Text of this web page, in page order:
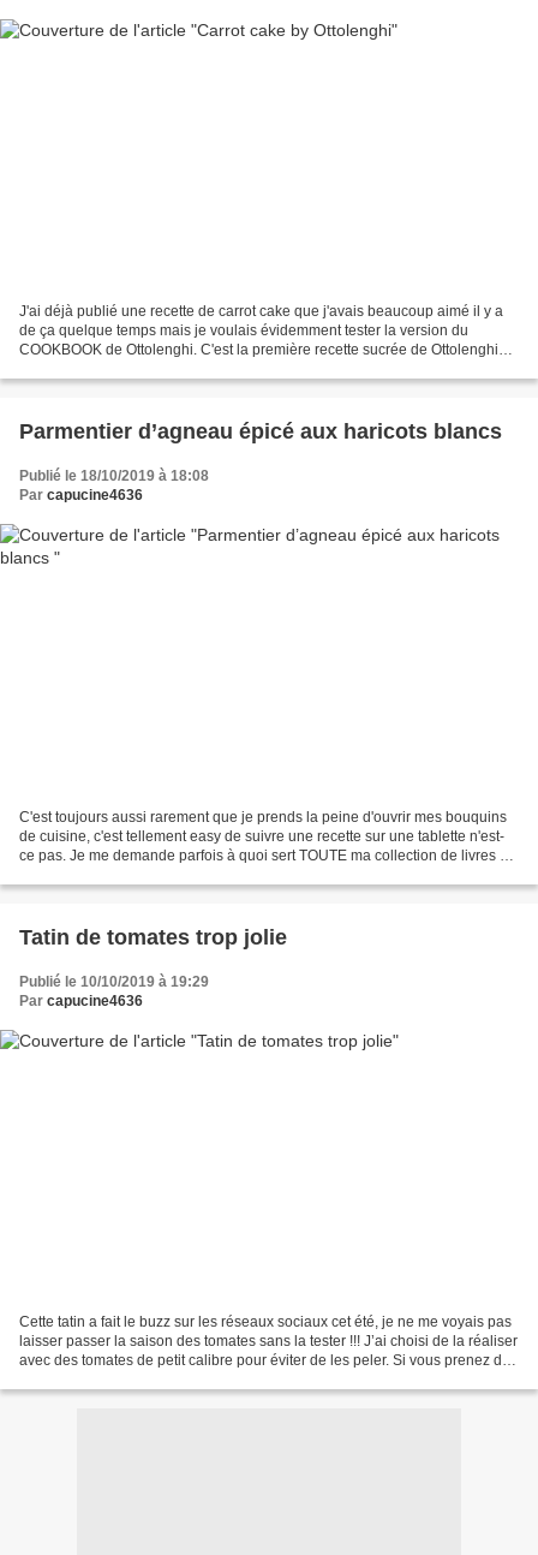
J'ai déjà publié une recette de carrot cake que j'avais beaucoup aimé il y a
de ça quelque temps mais je voulais évidemment tester la version du
COOKBOOK de Ottolenghi. C'est la première recette sucrée de Ottolenghi
Parmentier d’agneau épicé aux haricots blancs
Publié le 18/10/2019 à 18:08
Par capucine4636
C'est toujours aussi rarement que je prends la peine d'ouvrir mes bouquins
de cuisine, c'est tellement easy de suivre une recette sur une tablette n'est-
ce pas. Je me demande parfois à quoi sert TOUTE ma collection de livres 💁
Tatin de tomates trop jolie
Publié le 10/10/2019 à 19:29
Par capucine4636
Cette tatin a fait le buzz sur les réseaux sociaux cet été, je ne me voyais pas
laisser passer la saison des tomates sans la tester !!! J’ai choisi de la réaliser
avec des tomates de petit calibre pour éviter de les peler. Si vous prenez de